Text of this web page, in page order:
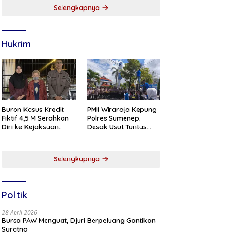
Selengkapnya
Hukrim
Buron Kasus Kredit
Fiktif 4,5 M Serahkan
Diri ke Kejaksaan
PMII Wiraraja Kepung
Polres Sumenep,
Desak Usut Tuntas
Selengkapnya
Politik
28 April 2026
Bursa PAW Menguat, Djuri Berpeluang Gantikan
Suratno